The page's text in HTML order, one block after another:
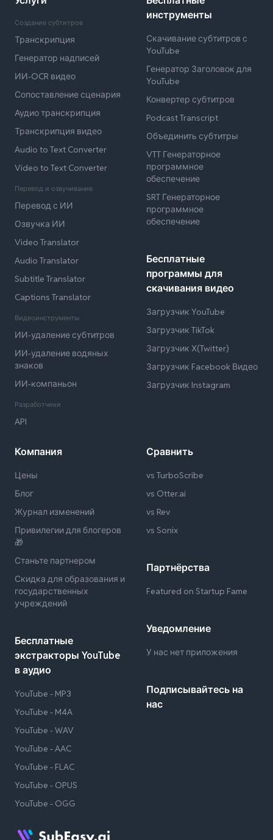
Создание субтитров
Транскрипция
Генератор надписей
ИИ-OCR видео
Сопоставление сценария
Аудио транскрипция
Транскрипция видео
Audio to Text Converter
Video to Text Converter
Перевод и озвучивание
Перевод с ИИ
Озвучка ИИ
Video Translator
Audio Translator
Subtitle Translator
Captions Translator
Видеоинструменты
ИИ-удаление субтитров
ИИ-удаление водяных
знаков
ИИ-компаньон
Разработчики
API
инструменты
Скачивание субтитров с
YouTube
Генератор Заголовок для
YouTube
Конвертер субтитров
Podcast Transcript
Объединить субтитры
VTT Генераторное
программное
обеспечение
SRT Генераторное
программное
обеспечение
Бесплатные
программы для
скачивания видео
Загрузчик YouTube
Загрузчик TikTok
Загрузчик X(Twitter)
Загрузчик Facebook Видео
Загрузчик Instagram
Компания
Цены
Блог
Журнал изменений
Привилегии для блогеров
🎁
Станьте партнером
Скидка для образования и
государственных
учреждений
Бесплатные
экстракторы YouTube
в аудио
YouTube - MP3
YouTube - M4A
YouTube - WAV
YouTube - AAC
YouTube - FLAC
YouTube - OPUS
YouTube - OGG
Сравнить
vs TurboScribe
vs Otter.ai
vs Rev
vs Sonix
Партнёрства
Featured on Startup Fame
Уведомление
У нас нет приложения
Подписывайтесь на
нас